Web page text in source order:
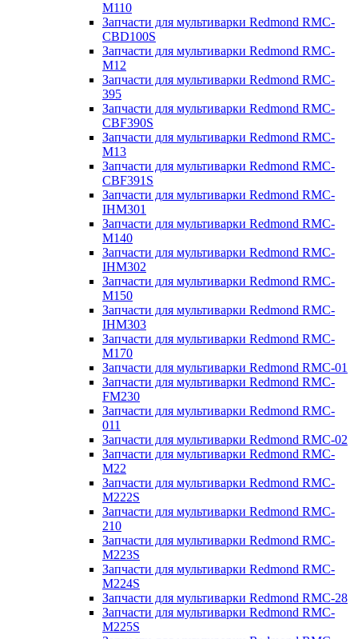
M110
Запчасти для мультиварки Redmond RMC-
CBD100S
Запчасти для мультиварки Redmond RMC-
M12
Запчасти для мультиварки Redmond RMC-
395
Запчасти для мультиварки Redmond RMC-
CBF390S
Запчасти для мультиварки Redmond RMC-
M13
Запчасти для мультиварки Redmond RMC-
CBF391S
Запчасти для мультиварки Redmond RMC-
IHM301
Запчасти для мультиварки Redmond RMC-
M140
Запчасти для мультиварки Redmond RMC-
IHM302
Запчасти для мультиварки Redmond RMC-
M150
Запчасти для мультиварки Redmond RMC-
IHM303
Запчасти для мультиварки Redmond RMC-
M170
Запчасти для мультиварки Redmond RMC-01
Запчасти для мультиварки Redmond RMC-
FM230
Запчасти для мультиварки Redmond RMC-
011
Запчасти для мультиварки Redmond RMC-02
Запчасти для мультиварки Redmond RMC-
M22
Запчасти для мультиварки Redmond RMC-
M222S
Запчасти для мультиварки Redmond RMC-
210
Запчасти для мультиварки Redmond RMC-
M223S
Запчасти для мультиварки Redmond RMC-
M224S
Запчасти для мультиварки Redmond RMC-28
Запчасти для мультиварки Redmond RMC-
M225S